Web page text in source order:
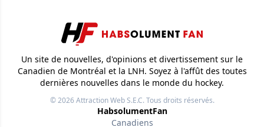
Un site de nouvelles, d'opinions et divertissement sur le
Canadien de Montréal et la LNH. Soyez à l'affût des toutes
dernières nouvelles dans le monde du hockey.
© 2026Attraction Web S.E.C.Tous droits réservés.
HabsolumentFan
Canadiens